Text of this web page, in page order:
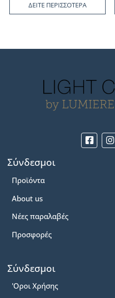
ΔΕΙΤΕ ΠΕΡΙΣΣΟΤΕΡΑ
Σύνδεσμοι
Προϊόντα
About us
Νέες παραλαβές
Προσφορές
Σύνδεσμοι
'Οροι Χρήσης